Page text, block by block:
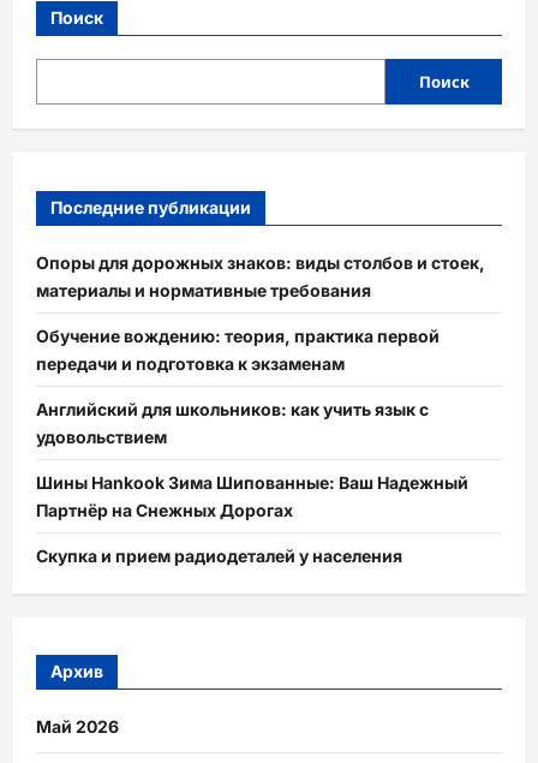
Поиск
Поиск
Последние публикации
Опоры для дорожных знаков: виды столбов и стоек,
материалы и нормативные требования
Обучение вождению: теория, практика первой
передачи и подготовка к экзаменам
Английский для школьников: как учить язык с
удовольствием
Шины Hankook Зима Шипованные: Ваш Надежный
Партнёр на Снежных Дорогах
Скупка и прием радиодеталей у населения
Архив
Май 2026